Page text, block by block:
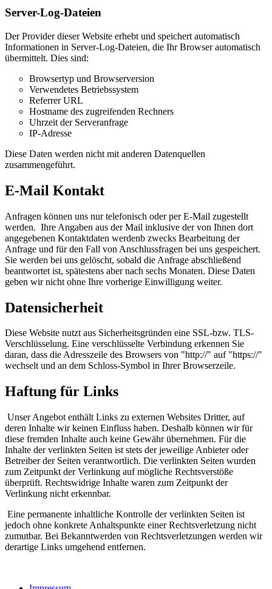
Server-Log-Dateien
Der Provider dieser Website erhebt und speichert automatisch
Informationen in Server-Log-Dateien, die Ihr Browser automatisch
übermittelt. Dies sind:
Browsertyp und Browserversion
Verwendetes Betriebssystem
Referrer URL
Hostname des zugreifenden Rechners
Uhrzeit der Serveranfrage
IP-Adresse
Diese Daten werden nicht mit anderen Datenquellen
zusammengeführt.
E-Mail Kontakt
Anfragen können uns nur telefonisch oder per E-Mail zugestellt
werden. Ihre Angaben aus der Mail inklusive der von Ihnen dort
angegebenen Kontaktdaten werdenb zwecks Bearbeitung der
Anfrage und für den Fall von Anschlussfragen bei uns gespeichert.
Sie werden bei uns gelöscht, sobald die Anfrage abschließend
beantwortet ist, spätestens aber nach sechs Monaten. Diese Daten
geben wir nicht ohne Ihre vorherige Einwilligung weiter.
Datensicherheit
Diese Website nutzt aus Sicherheitsgründen eine SSL-bzw. TLS-
Verschlüsselung. Eine verschlüsselte Verbindung erkennen Sie
daran, dass die Adresszeile des Browsers von "http://" auf "https://"
wechselt und an dem Schloss-Symbol in Ihrer Browserzeile.
Haftung für Links
Unser Angebot enthält Links zu externen Websites Dritter, auf
deren Inhalte wir keinen Einfluss haben. Deshalb können wir für
diese fremden Inhalte auch keine Gewähr übernehmen. Für die
Inhalte der verlinkten Seiten ist stets der jeweilige Anbieter oder
Betreiber der Seiten verantwortlich. Die verlinkten Seiten wurden
zum Zeitpunkt der Verlinkung auf mögliche Rechtsverstöße
überprüft. Rechtswidrige Inhalte waren zum Zeitpunkt der
Verlinkung nicht erkennbar.
Eine permanente inhaltliche Kontrolle der verlinkten Seiten ist
jedoch ohne konkrete Anhaltspunkte einer Rechtsverletzung nicht
zumutbar. Bei Bekanntwerden von Rechtsverletzungen werden wir
derartige Links umgehend entfernen.